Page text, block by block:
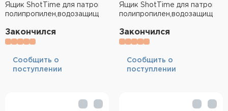
Ящик ShotTime для патронов средний,
полипропилен,водозащищённый,чёрный
Закончился
Cообщить о
поступлении
Ящик ShotTime для патронов
Закончился
Cообщить о
поступлении